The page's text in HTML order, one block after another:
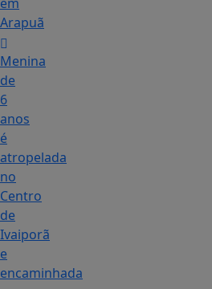
Arapuã
Menina
de
6
anos
é
atropelada
no
Centro
de
Ivaiporã
e
encaminhada